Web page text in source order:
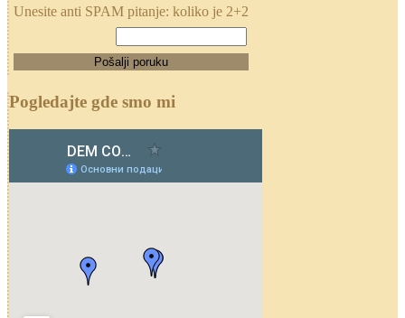
Unesite anti SPAM pitanje: koliko je 2+2
Pogledajte gde smo mi